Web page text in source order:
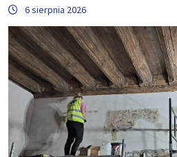
6 sierpnia 2026